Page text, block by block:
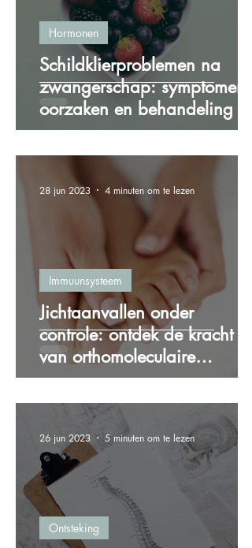
Schildklierproblemen na
zwangerschap: symptomen,
oorzaken en behandeling
Hormonen
Jichtaanvallen onder
controle: ontdek de kracht
van orthomoleculaire
therapie bij jicht
Immuunsysteem
28 jun 2023 4 minuten om te lezen
Ontsteking
26 jun 2023 5 minuten om te lezen